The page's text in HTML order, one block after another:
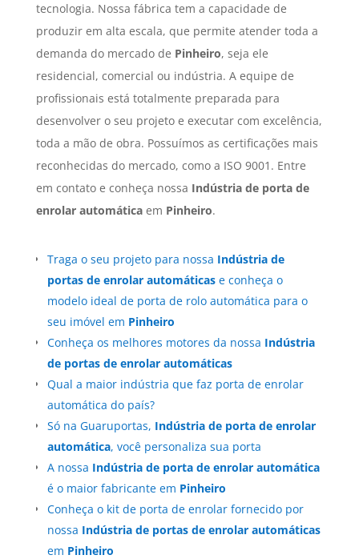
tecnologia. Nossa fábrica tem a capacidade de
produzir em alta escala, que permite atender toda a
demanda do mercado de Pinheiro, seja ele
residencial, comercial ou indústria. A equipe de
profissionais está totalmente preparada para
desenvolver o seu projeto e executar com excelência,
toda a mão de obra. Possuímos as certificações mais
reconhecidas do mercado, como a ISO 9001. Entre
em contato e conheça nossa Indústria de porta de
enrolar automáticaem Pinheiro.
Traga o seu projeto para nossa Indústria de
portas de enrolar automáticase conheça o
modelo ideal de porta de rolo automática para o
seu imóvel em Pinheiro
Conheça os melhores motores da nossa Indústria
de portas de enrolar automáticas
Qual a maior indústria que faz porta de enrolar
automática do país?
Só na Guaruportas, Indústria de porta de enrolar
automática, você personaliza sua porta
A nossa Indústria de porta de enrolar automática
é o maior fabricante em Pinheiro
Conheça o kit de porta de enrolar fornecido por
nossa Indústria de portas de enrolar automáticas
em Pinheiro